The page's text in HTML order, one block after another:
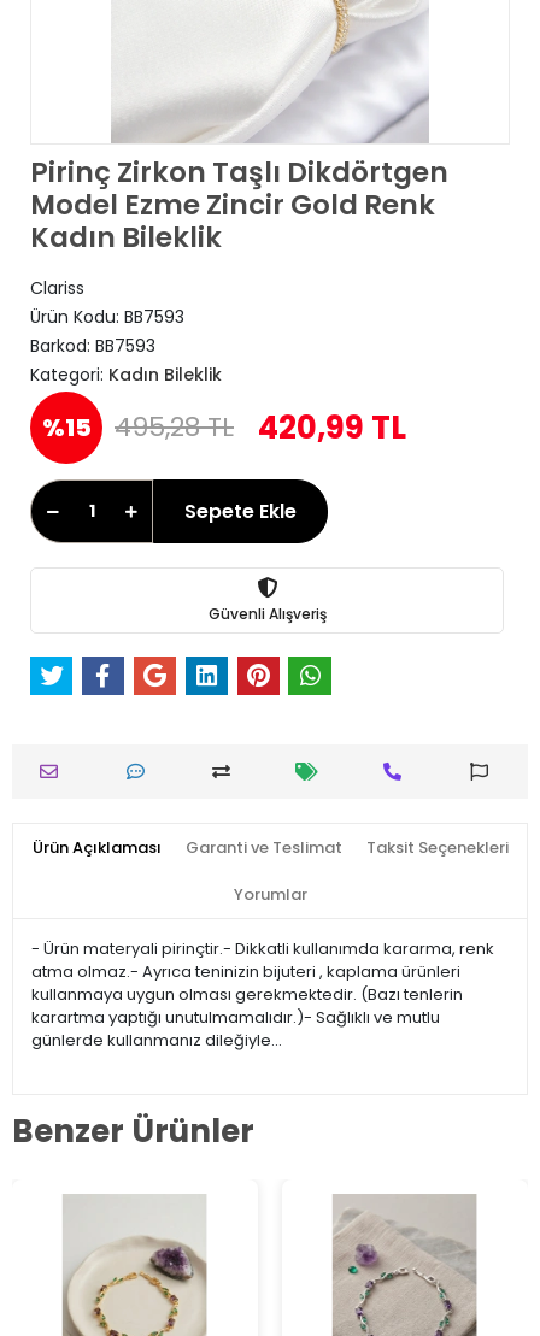
Pirinç Zirkon Taşlı Dikdörtgen
Model Ezme Zincir Gold Renk
Kadın Bileklik
Clariss
Ürün Kodu: BB7593
Barkod: BB7593
Kategori: Kadın Bileklik
%15 495,28 TL 420,99 TL
Sepete Ekle
Güvenli Alışveriş
Ürün Açıklaması Garanti ve Teslimat Taksit Seçenekleri
Yorumlar
- Ürün materyali pirinçtir.- Dikkatli kullanımda kararma, renk
atma olmaz.- Ayrıca teninizin bijuteri , kaplama ürünleri
kullanmaya uygun olması gerekmektedir. (Bazı tenlerin
karartma yaptığı unutulmamalıdır.)- Sağlıklı ve mutlu
günlerde kullanmanız dileğiyle…
Benzer Ürünler